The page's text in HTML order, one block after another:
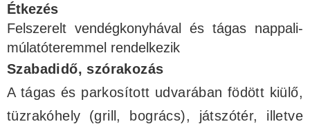
Étkezés
Felszerelt vendégkonyhával és tágas nappali-
múlatóteremmel rendelkezik
Szabadidő, szórakozás
A tágas és parkosított udvarában födött kiülő,
tüzrakóhely (grill, bogrács), játszótér, illetve